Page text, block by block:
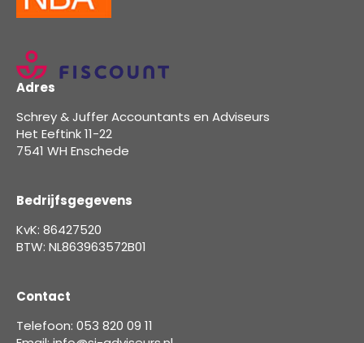
Adres
Schrey & Juffer Accountants en Adviseurs
Het Eeftink 11-22
7541 WH Enschede
Bedrijfsgegevens
KvK: 86427520
BTW: NL863963572B01
Contact
Telefoon: 053 820 09 11